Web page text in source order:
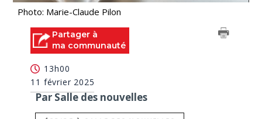
Photo: Marie-Claude Pilon
Partager à
ma communauté
13h00
11 février 2025
Par Salle des nouvelles